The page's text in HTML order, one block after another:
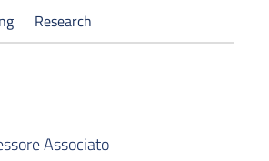
Research
Associato